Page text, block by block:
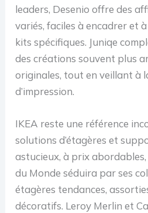
leaders, Desenio offre des
variés, faciles à encadrer et
kits spécifiques. Juniqe
des créations souvent plus
originales, tout en veillant à
d’impression.
IKEA reste une référence
solutions d’étagères et
astucieux, à prix
du Monde séduira par ses
étagères tendances,
décoratifs. Leroy Merlin et